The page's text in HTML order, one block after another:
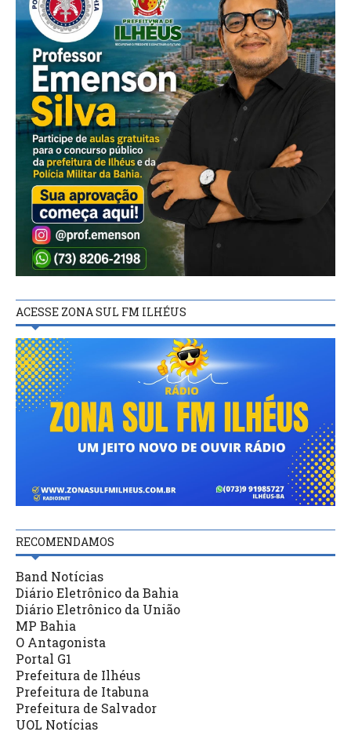
ACESSE ZONA SUL FM ILHÉUS
RECOMENDAMOS
Band Notícias
Diário Eletrônico da Bahia
Diário Eletrônico da União
MP Bahia
O Antagonista
Portal G1
Prefeitura de Ilhéus
Prefeitura de Itabuna
Prefeitura de Salvador
UOL Notícias